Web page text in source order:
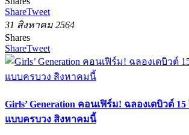
ShareTweet
31 สิงหาคม 2564
Shares
ShareTweet
Girls’ Generation คอนเฟิร์ม! ฉลองเดบิวต์
แบบครบวง สิงหาคมนี้